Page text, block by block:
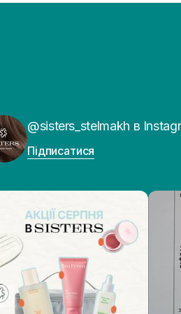
@sisters_stelmakh в
Підписатися